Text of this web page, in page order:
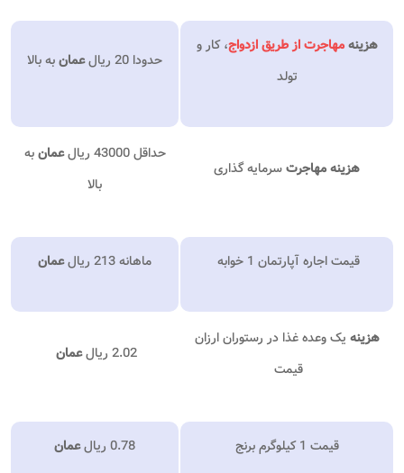
هزینهمهاجرت از طریق ازدواج،کار و
تولد
حدودا 20 ریال عمانبه بالا
هزینه مهاجرتسرمایه گذاری
حداقل 43000 ریال عمانبه
بالا
قیمت اجاره آپارتمان 1 خوابه ماهانه 213 ریال عمان
هزینه یک وعده غذا در رستوران ارزان
قیمت
2.02 ریال عمان
قیمت 1 کیلوگرم برنج 0.78 ریال عمان